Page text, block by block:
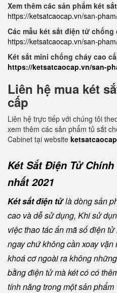
Xem thêm các sản phẩm két
https://ketsatcaocap.vn/san-
Các mẫu két sắt điện tử chống
https://ketsatcaocap.vn/san-
Két sắt mini chống cháy cao
https://ketsatcaocap.vn/san-
Liên hệ mua két
cấp
Liên hệ trực tiếp với chúng tôi
xem thêm các sản phẩm tủ sắt
Cabinet tại website
Két Sắt Điện Tử Chính
nhất 2021
Két sắt điện tửlà dòng sản
cao và dễ sử dụng, Khi sử
việc thao tác ấn mã số điện
ngay chứ không cần xoay
khoá cơ ngoài ra không
bằng điện tử mà két có có
tính năng trong một sản